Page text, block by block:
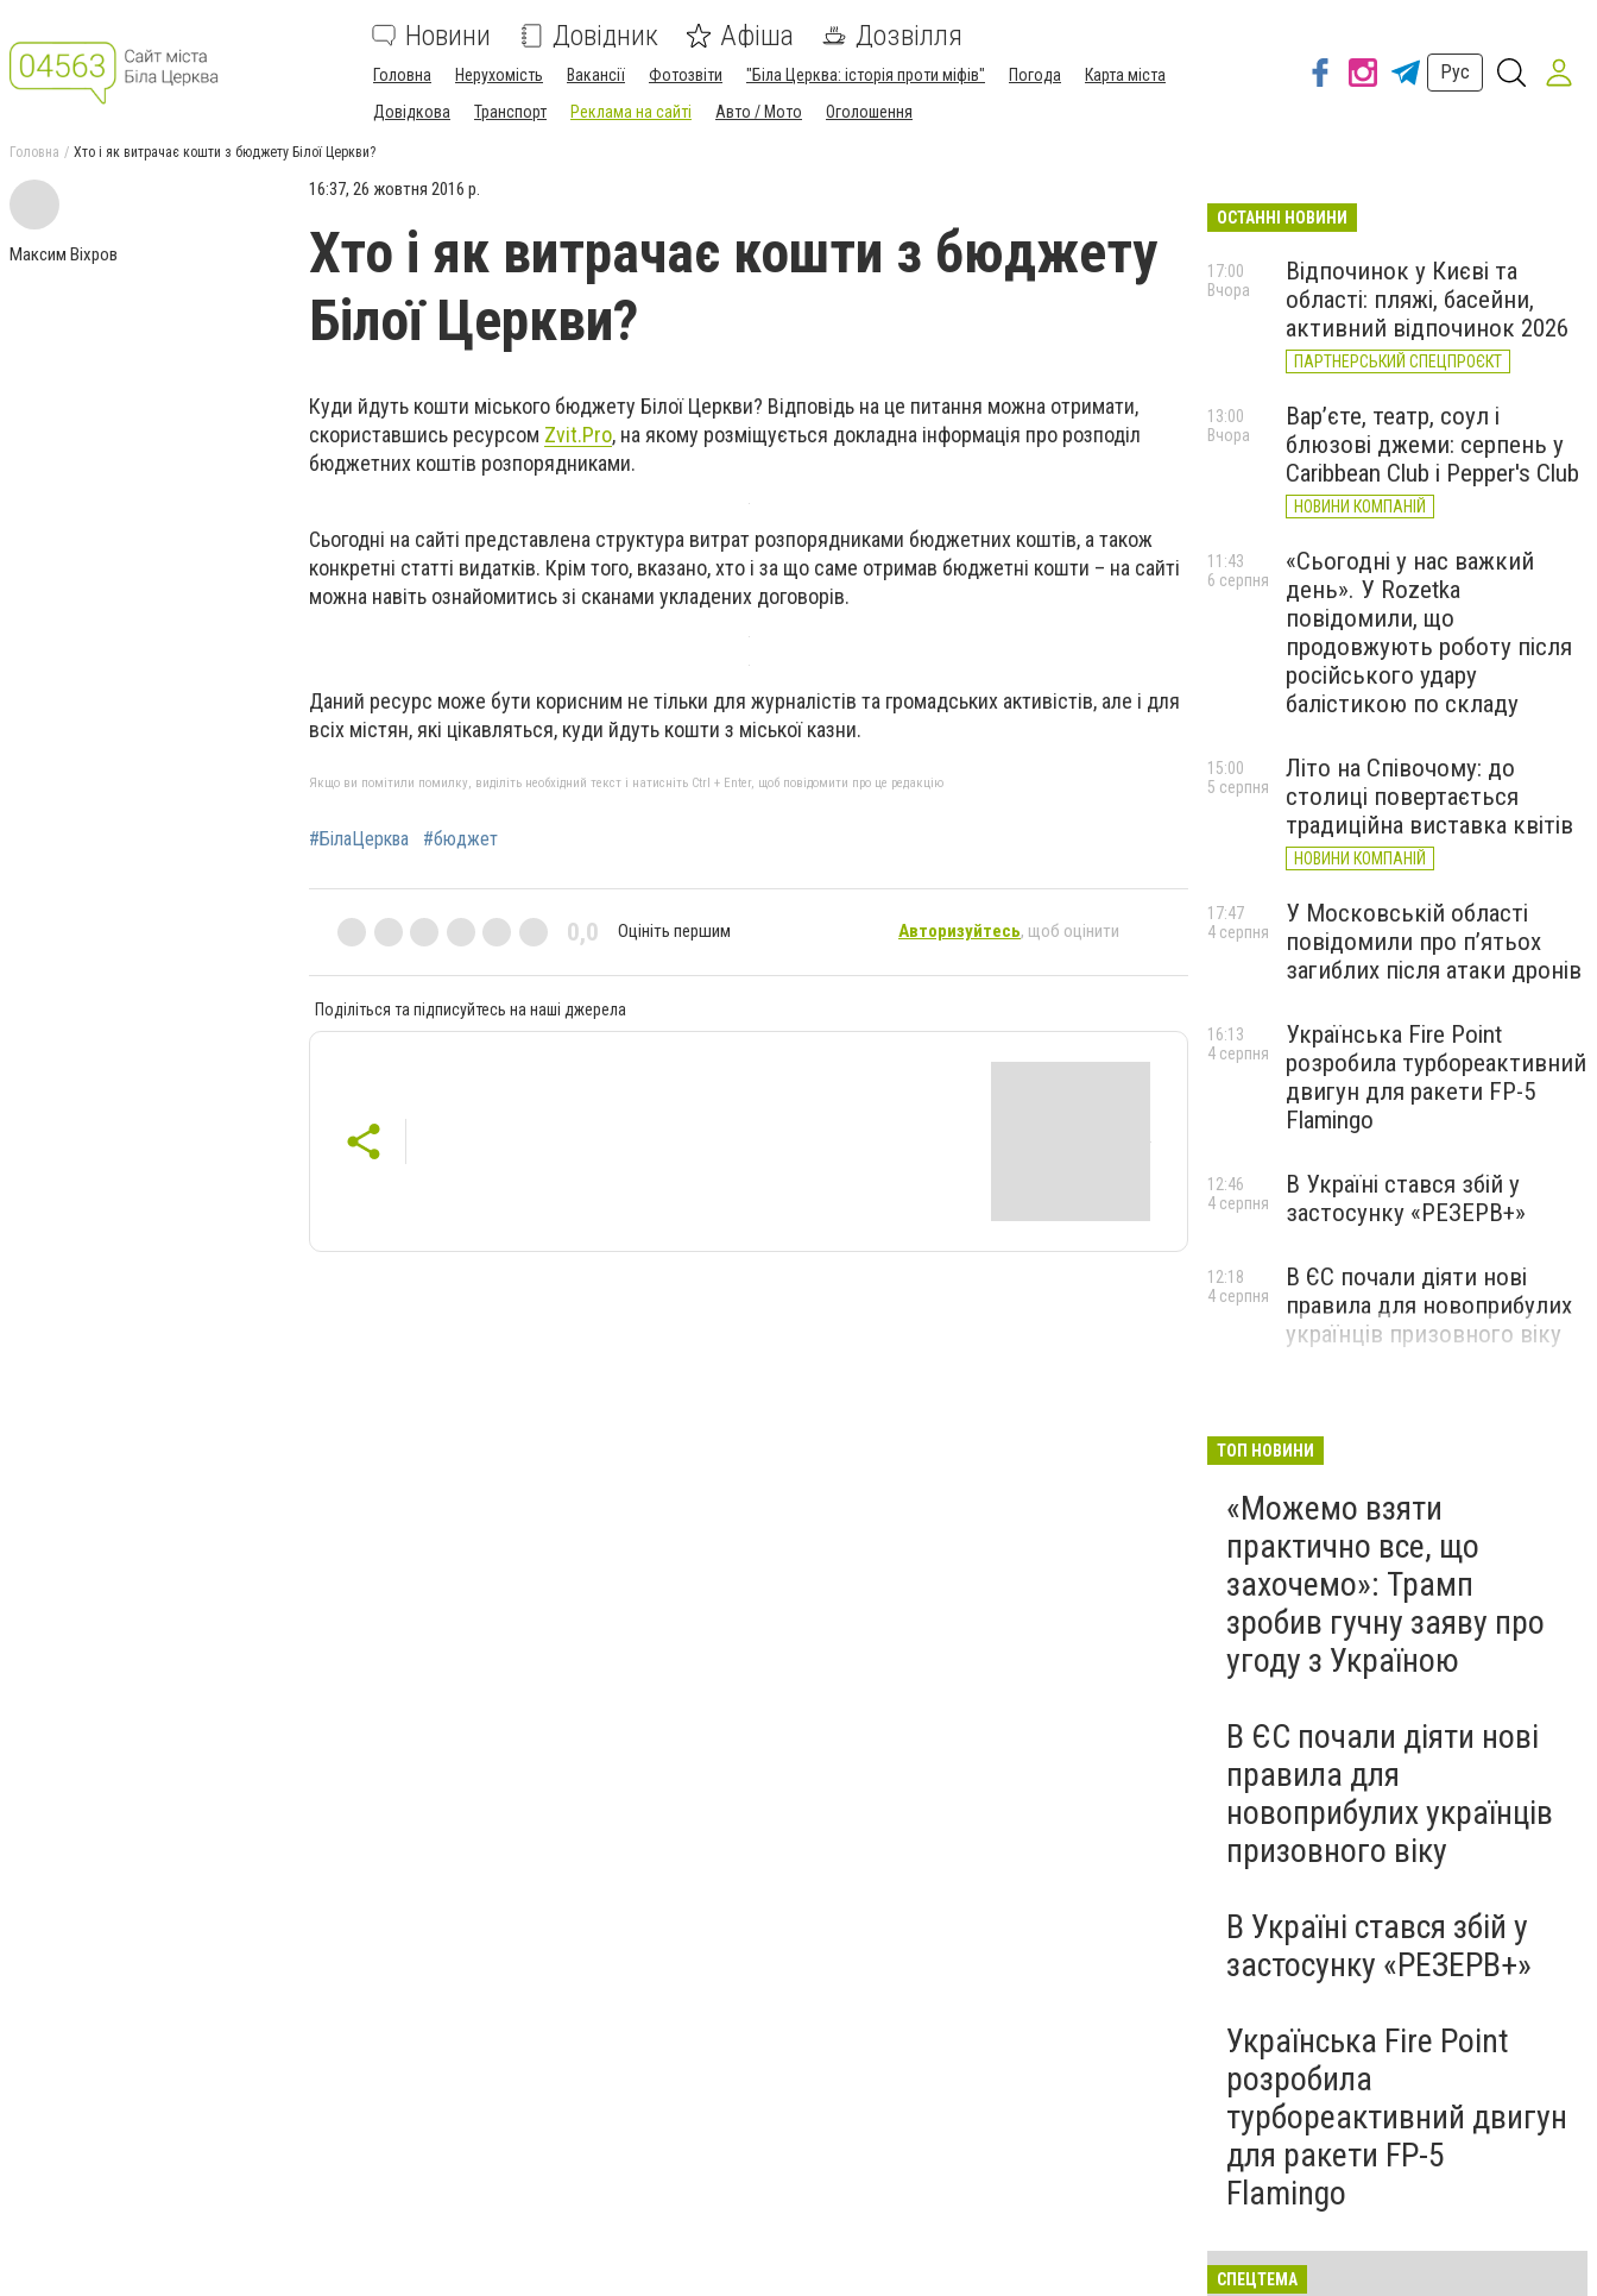
Новини Довідник Афіша Дозвілля
Головна Нерухомість Вакансії Фотозвіти "Біла Церква: історія проти міфів" Погода
Карта міста
Довідкова
Транспорт Реклама на сайті Авто / Мото Оголошення
Рус
Головна Хто і як витрачає кошти з бюджету Білої Церкви?
Максим Віхров
16:37, 26 жовтня 2016 р.
Хто і як витрачає кошти з бюджету
Білої Церкви?
Куди йдуть кошти міського бюджету Білої Церкви? Відповідь на це питання можна отримати,
скориставшись ресурсом Zvit.Pro, на якому розміщується докладна інформація про розподіл
бюджетних коштів розпорядниками.
Сьогодні на сайті представлена структура витрат розпорядниками бюджетних коштів, а також
конкретні статті видатків. Крім того, вказано, хто і за що саме отримав бюджетні кошти – на сайті
можна навіть ознайомитись зі сканами укладених договорів.
Даний ресурс може бути корисним не тільки для журналістів та громадських активістів, але і для
всіх містян, які цікавляться, куди йдуть кошти з міської казни.
Якщо ви помітили помилку, виділіть необхідний текст і натисніть Ctrl + Enter, щоб повідомити про це редакцію
#БілаЦерква #бюджет
0,0 Оцініть першим Авторизуйтесь, щоб оцінити
Поділіться та підписуйтесь на наші джерела
ОСТАННІ НОВИНИ
Відпочинок у Києві та
області: пляжі, басейни,
активний відпочинок 2026
ПАРТНЕРСЬКИЙ СПЕЦПРОЄКТ
17:00
Вчора
Вар’єте, театр, соул і
блюзові джеми: серпень у
Caribbean Club і Pepper's Club
НОВИНИ КОМПАНІЙ
13:00
Вчора
«Сьогодні у нас важкий
день». У Rozetka
повідомили, що
продовжують роботу після
російського удару
балістикою по складу
11:43
6 серпня
Літо на Співочому: до
столиці повертається
традиційна виставка квітів
НОВИНИ КОМПАНІЙ
15:00
5 серпня
У Московській області
повідомили про п’ятьох
загиблих після атаки дронів
17:47
4 серпня
Українська Fire Point
розробила турбореактивний
двигун для ракети FP-5
Flamingo
16:13
4 серпня
В Україні стався збій у
застосунку «РЕЗЕРВ+»
12:46
4 серпня
В ЄС почали діяти нові
правила для новоприбулих
українців призовного віку
12:18
4 серпня
ТОП НОВИНИ
«Можемо взяти
практично все, що
захочемо»: Трамп
зробив гучну заяву про
угоду з Україною
В ЄС почали діяти нові
правила для
новоприбулих українців
призовного віку
В Україні стався збій у
застосунку «РЕЗЕРВ+»
Українська Fire Point
розробила
турбореактивний двигун
для ракети FP-5
Flamingo
СПЕЦТЕМА